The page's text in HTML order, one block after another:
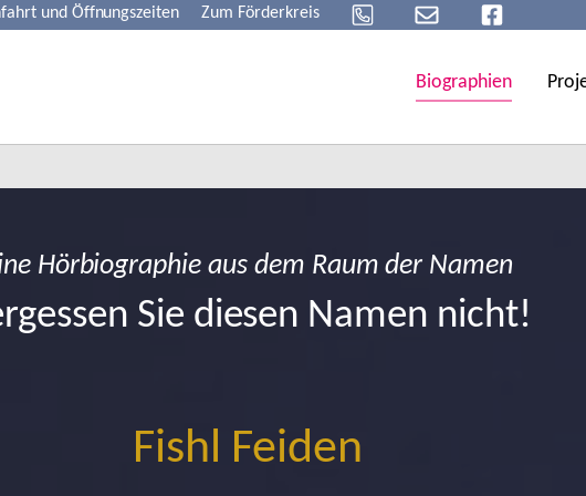
und Öffnungszeiten Zum Förderkreis
Biographien
Hörbiographie aus dem Raum der Namen
Sie diesen Namen nicht!
Fishl Feiden